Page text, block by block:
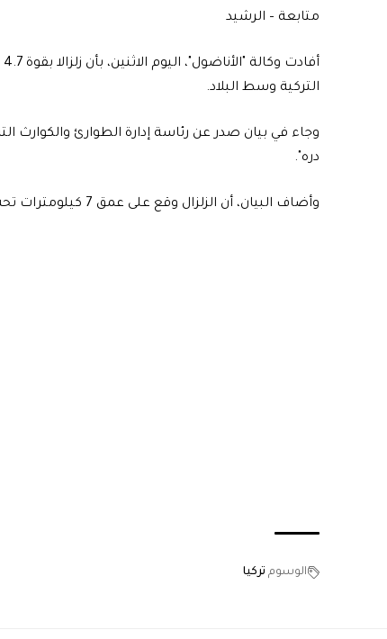
متابعة – الرشيد
التركية وسط البلاد.
دره".
وأضاف البيان، أن الزلزال وقع على عمق 7 كيلومترات تحت سطح الأرض.
الوسوم تركيا